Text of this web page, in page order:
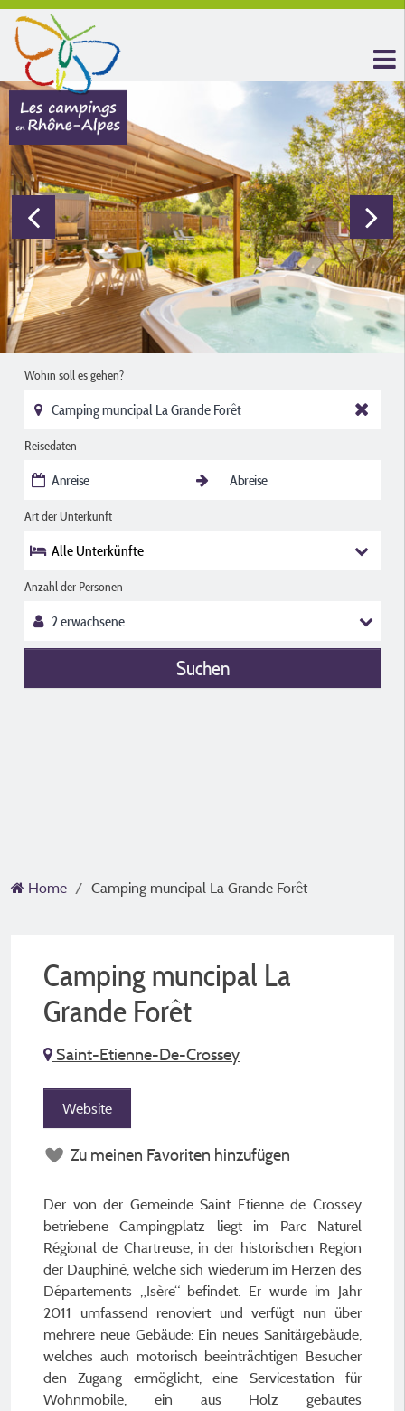
Wohin soll es gehen?
Reisedaten
Art der Unterkunft
Alle Unterkünfte
Anzahl der Personen
Suchen
Home Camping muncipal La Grande Forêt
Camping muncipal La
Grande Forêt
Saint-Etienne-De-Crossey
Website
Zu meinen Favoriten hinzufügen
Der von der Gemeinde Saint Etienne de Crossey
betriebene Campingplatz liegt im Parc Naturel
Régional de Chartreuse, in der historischen Region
der Dauphiné, welche sich wiederum im Herzen des
Départements „Isère“ befindet. Er wurde im Jahr
2011 umfassend renoviert und verfügt nun über
mehrere neue Gebäude: Ein neues Sanitärgebäude,
welches auch motorisch beeinträchtigen Besucher
den Zugang ermöglicht, eine Servicestation für
Wohnmobile, ein aus Holz gebautes